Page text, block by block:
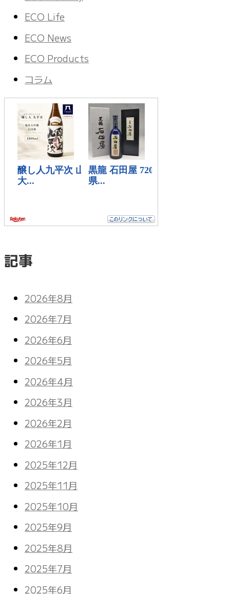
ECO Life
ECO News
ECO Products
コラム
記事
2026年8月
2026年7月
2026年6月
2026年5月
2026年4月
2026年3月
2026年2月
2026年1月
2025年12月
2025年11月
2025年10月
2025年9月
2025年8月
2025年7月
2025年6月